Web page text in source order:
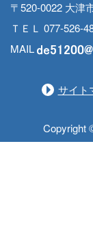
〒520-0022 大津
ＴＥＬ 077-526-
MAIL
サイト
Copyright